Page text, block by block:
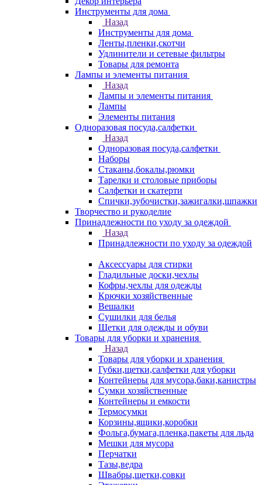
Инструменты для дома
Назад
Инструменты для дома
Ленты,пленки,скотчи
Удлинители и сетевые фильтры
Товары для ремонта
Лампы и элементы питания
Назад
Лампы и элементы питания
Лампы
Элементы питания
Одноразовая посуда,салфетки
Назад
Одноразовая посуда,салфетки
Наборы
Стаканы,бокалы,рюмки
Тарелки и столовые приборы
Салфетки и скатерти
Спички,зубочистки,зажигалки,шпажки
Творчество и рукоделие
Принадлежности по уходу за одеждой
Назад
Принадлежности по уходу за одеждой
Аксессуары для стирки
Гладильные доски,чехлы
Кофры,чехлы для одежды
Крючки хозяйственные
Вешалки
Сушилки для белья
Щетки для одежды и обуви
Товары для уборки и хранения
Назад
Товары для уборки и хранения
Губки,щетки,салфетки для уборки
Контейнеры для мусора,баки,канистры
Сумки хозяйственные
Контейнеры и емкости
Термосумки
Корзины,ящики,коробки
Фольга,бумага,пленка,пакеты для льда
Мешки для мусора
Перчатки
Тазы,ведра
Швабры,щетки,совки